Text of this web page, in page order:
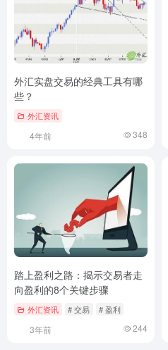
外汇实盘交易的经典工具有哪
些？
外汇资讯
4年前 348
踏上盈利之路：揭示交易者走
向盈利的8个关键步骤
外汇资讯 # 交易 # 盈利
3年前 244